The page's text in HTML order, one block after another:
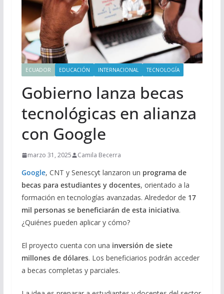
ECUADOR EDUCACIÓN INTERNACIONAL TECNOLOGÍA
Gobierno lanza becas
tecnológicas en alianza
con Google
marzo 31, 2025 Camila Becerra
Google, CNT y Senescyt lanzaron un programa de
becas para estudiantes y docentes, orientado a la
formación en tecnologías avanzadas. Alrededor de 17
mil personas se beneficiarán de esta iniciativa.
¿Quiénes pueden aplicar y cómo?
El proyecto cuenta con una inversión de siete
millones de dólares. Los beneficiarios podrán acceder
a becas completas y parciales.